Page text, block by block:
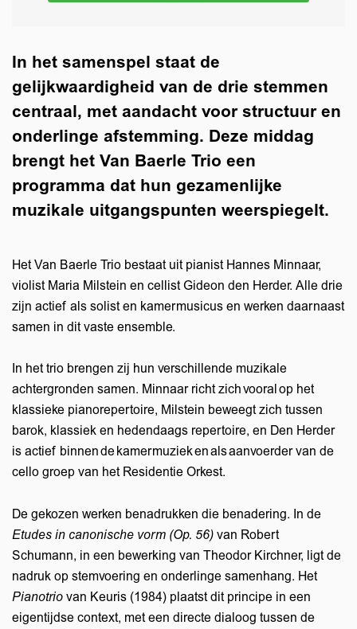
In het samenspel staat de
gelijkwaardigheid van de drie stemmen
centraal, met aandacht voor structuur en
onderlinge afstemming. Deze middag
brengt het Van Baerle Trio een
programma dat hun gezamenlijke
muzikale uitgangspunten weerspiegelt.
Het Van Baerle Trio bestaat uit pianist Hannes Minnaar,
violist Maria Milstein en cellist Gideon den Herder. Alle drie
zijn actief als solist en kamermusicus en werken daarnaast
samen in dit vaste ensemble.
In het trio brengen zij hun verschillende muzikale
achtergronden samen. Minnaar richt zich vooral op het
klassieke pianorepertoire, Milstein beweegt zich tussen
barok, klassiek en hedendaags repertoire, en Den Herder
is actief binnen de kamermuziek en als aanvoerder van de
cello groep van het Residentie Orkest.
De gekozen werken benadrukken die benadering. In de
Etudes in canonische vorm (Op. 56) van Robert
Schumann, in een bewerking van Theodor Kirchner, ligt de
nadruk op stemvoering en onderlinge samenhang. Het
Pianotrio van Keuris (1984) plaatst dit principe in een
eigentijdse context, met een directe dialoog tussen de